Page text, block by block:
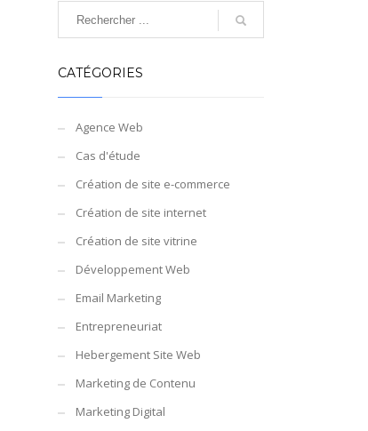
CATÉGORIES
Agence Web
Cas d'étude
Création de site e-commerce
Création de site internet
Création de site vitrine
Développement Web
Email Marketing
Entrepreneuriat
Hebergement Site Web
Marketing de Contenu
Marketing Digital